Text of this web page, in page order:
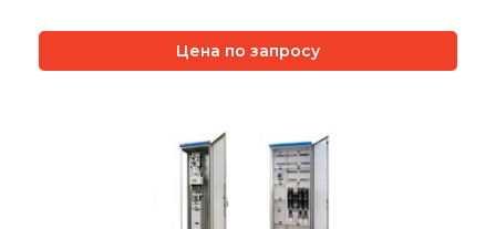
Цена по запросу